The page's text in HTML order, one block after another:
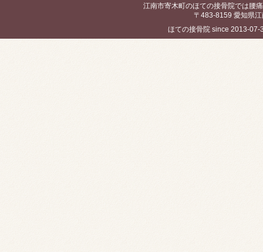
ほての接骨院 since 2013-
江南市寄木町のほての接骨院では腰
〒483-8159 愛知県